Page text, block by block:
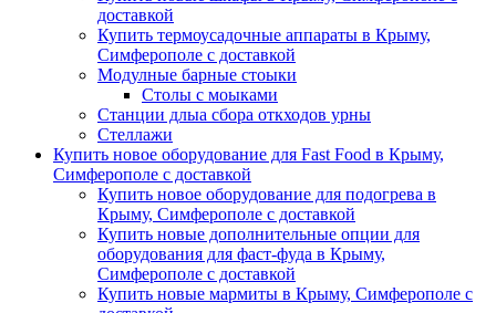
доставкой
Купить термоусадочные аппараты в Крыму,
Симферополе с доставкой
Модулные барные стоыки
Столы с моыками
Станции длыа сбора откходов урны
Стеллажи
Купить новое оборудование для Fast Food в Крыму,
Симферополе с доставкой
Купить новое оборудование для подогрева в
Крыму, Симферополе с доставкой
Купить новые дополнительные опции для
оборудования для фаст-фуда в Крыму,
Симферополе с доставкой
Купить новые мармиты в Крыму, Симферополе с